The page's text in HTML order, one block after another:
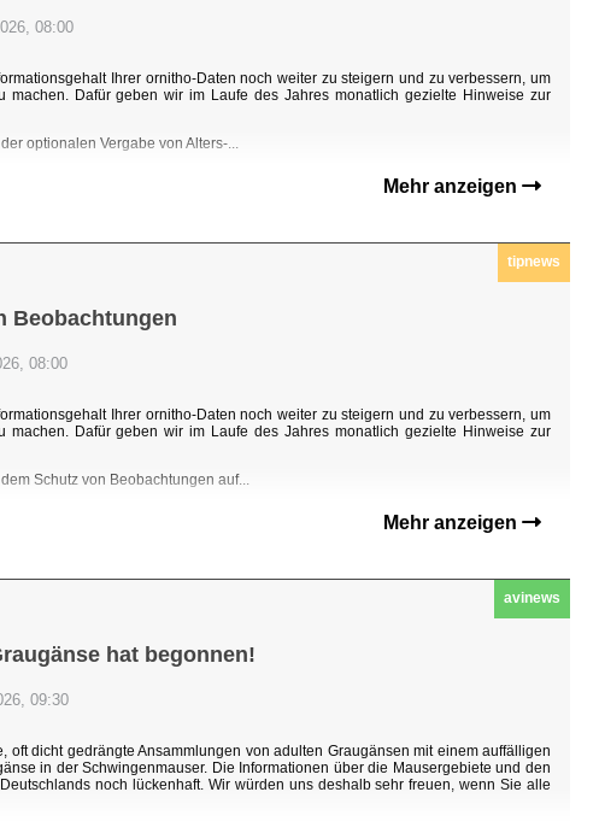
08:00
Ihrer ornitho-Daten noch weiter zu steigern und zu verbessern, um
machen. Dafür geben wir im Laufe des Jahres monatlich gezielte Hinweise zur
optionalen Vergabe von Alters-...
Mehr anzeigen
tipnews
Beobachtungen
08:00
Ihrer ornitho-Daten noch weiter zu steigern und zu verbessern, um
machen. Dafür geben wir im Laufe des Jahres monatlich gezielte Hinweise zur
Schutz von Beobachtungen auf...
Mehr anzeigen
avinews
hat begonnen!
09:30
dicht gedrängte Ansammlungen von adulten Graugänsen mit einem auffälligen
in der Schwingenmauser. Die Informationen über die Mausergebiete und den
noch lückenhaft. Wir würden uns deshalb sehr freuen, wenn Sie alle